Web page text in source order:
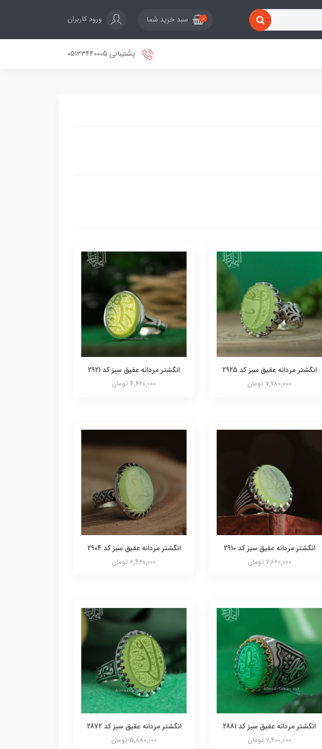
0 سبد خرید شما ورود کاربران
پشتیبانی 05133440005
انگشتر مردانه عقیق سبز کد 2925
7,780,000 تومان
انگشتر مردانه عقیق سبز کد 2921
4,420,000 تومان
انگشتر مردانه عقیق سبز کد 2910
7,660,000 تومان
انگشتر مردانه عقیق سبز کد 2904
6,460,000 تومان
انگشتر مردانه عقیق سبز کد 2881
7,400,000 تومان
انگشتر مردانه عقیق سبز کد 2872
5,880,000 تومان